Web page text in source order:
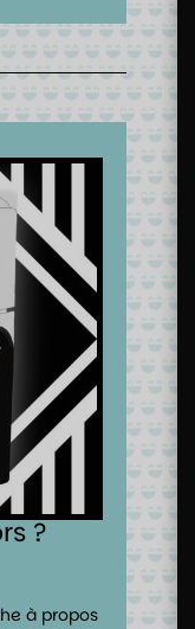
?
à propos